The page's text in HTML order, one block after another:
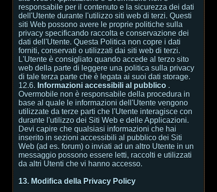
responsabile per il contenuto e la sicurezza dei dati
dell'Utente durante l'utilizzo siti web di terzi. Questi
siti Web possono avere le proprie politiche sulla
privacy specificando raccolta e conservazione dei
dati dell'Utente. Questa Politica non copre i dati
forniti, conservati o utilizzati dai siti web di terzi.
L'Utente è consigliato quando accede al terzo sito
web della parte di leggere una politica sulla privacy
di tale terza parte che è legata ai suoi dati storage.
12.6. Informazioni accessibili al pubblico .
Overmobile non è responsabile della procedura in
base al quale le informazioni dell'Utente vengono
utilizzate da terze parti che l'Utente interagisce con
durante l'utilizzo dei Siti Web e delle Applicazioni.
Devi capire che qualsiasi informazioni che hai
inserito in sezioni accessibili al pubblico dei Siti
Web (ad es. forum) o inviati ad un altro Utente in un
messaggio possono essere letti, raccolti e utilizzati
da altri Utenti che vi hanno accesso.
13. Modifica della Privacy Policy